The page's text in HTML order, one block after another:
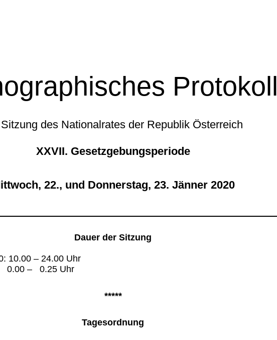
Protokoll
des Nationalrates der Republik Österreich
XXVII. Gesetzgebungsperiode
22., und Donnerstag, 23. Jänner 2020
Dauer der Sitzung
– 24.00 Uhr
– 0.25 Uhr
*****
Tagesordnung